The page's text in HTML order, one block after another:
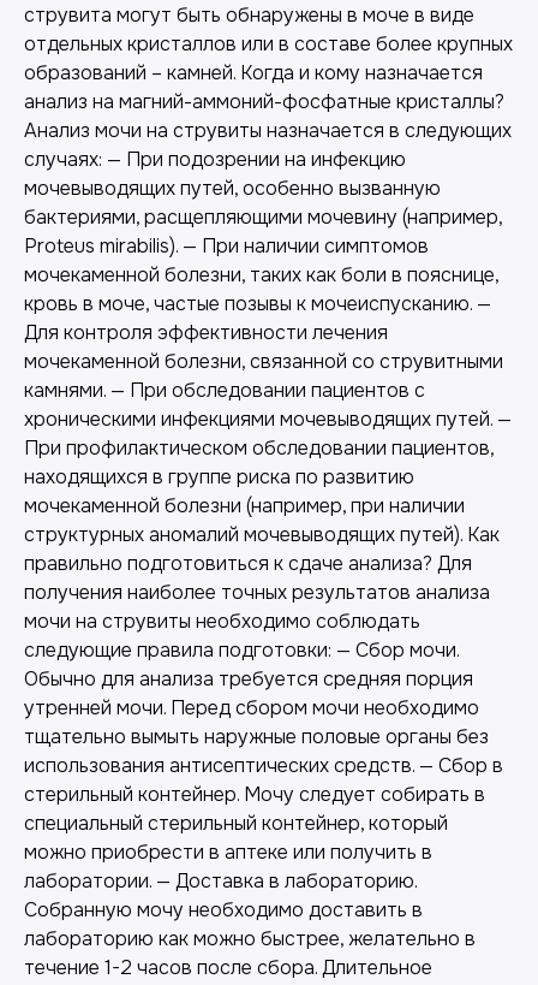
струвита могут быть обнаружены в моче в виде
отдельных кристаллов или в составе более крупных
образований – камней. Когда и кому назначается
анализ на магний-аммоний-фосфатные кристаллы?
Анализ мочи на струвиты назначается в следующих
случаях: — При подозрении на инфекцию
мочевыводящих путей, особенно вызванную
бактериями, расщепляющими мочевину (например,
Proteus mirabilis). — При наличии симптомов
мочекаменной болезни, таких как боли в пояснице,
кровь в моче, частые позывы к мочеиспусканию. —
Для контроля эффективности лечения
мочекаменной болезни, связанной со струвитными
камнями. — При обследовании пациентов с
хроническими инфекциями мочевыводящих путей. —
При профилактическом обследовании пациентов,
находящихся в группе риска по развитию
мочекаменной болезни (например, при наличии
структурных аномалий мочевыводящих путей). Как
правильно подготовиться к сдаче анализа? Для
получения наиболее точных результатов анализа
мочи на струвиты необходимо соблюдать
следующие правила подготовки: — Сбор мочи.
Обычно для анализа требуется средняя порция
утренней мочи. Перед сбором мочи необходимо
тщательно вымыть наружные половые органы без
использования антисептических средств. — Сбор в
стерильный контейнер. Мочу следует собирать в
специальный стерильный контейнер, который
можно приобрести в аптеке или получить в
лаборатории. — Доставка в лабораторию.
Собранную мочу необходимо доставить в
лабораторию как можно быстрее, желательно в
течение 1-2 часов после сбора. Длительное